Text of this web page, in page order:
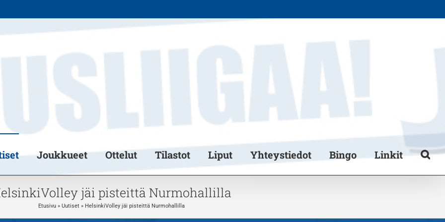
Joukkueet Ottelut Tilastot Liput Yhteystiedot Bingo Linkit
jäi pisteittä Nurmohallilla
Etusivu» Uutiset» HelsinkiVolley jäi pisteittä Nurmohallilla